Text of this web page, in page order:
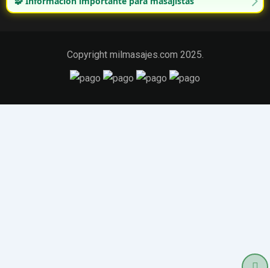
Copyright milmasajes.com 2025.